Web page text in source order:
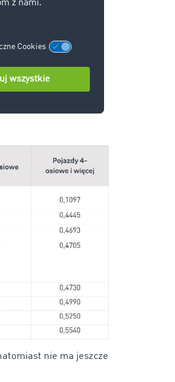
automatycznie
za pomocą strony:
tony z uwagi na
infrastrukturę,
nie ma jeszcze